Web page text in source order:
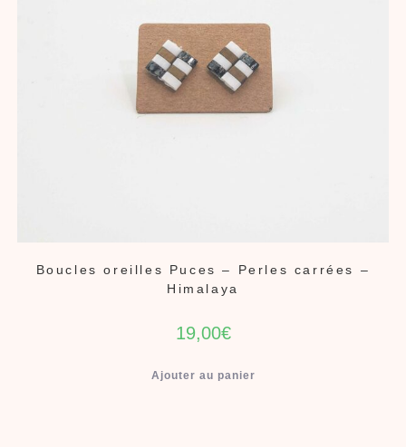
Boucles oreilles Puces – Perles carrées –
Himalaya
19,00€
Ajouter au panier